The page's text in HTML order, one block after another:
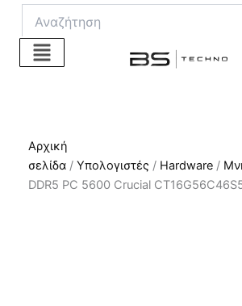
Μετάβαση
περιεχόμενο
Αρχική
σελίδα / Υπολογιστές / Hardware /
DDR5 PC 5600 Crucial